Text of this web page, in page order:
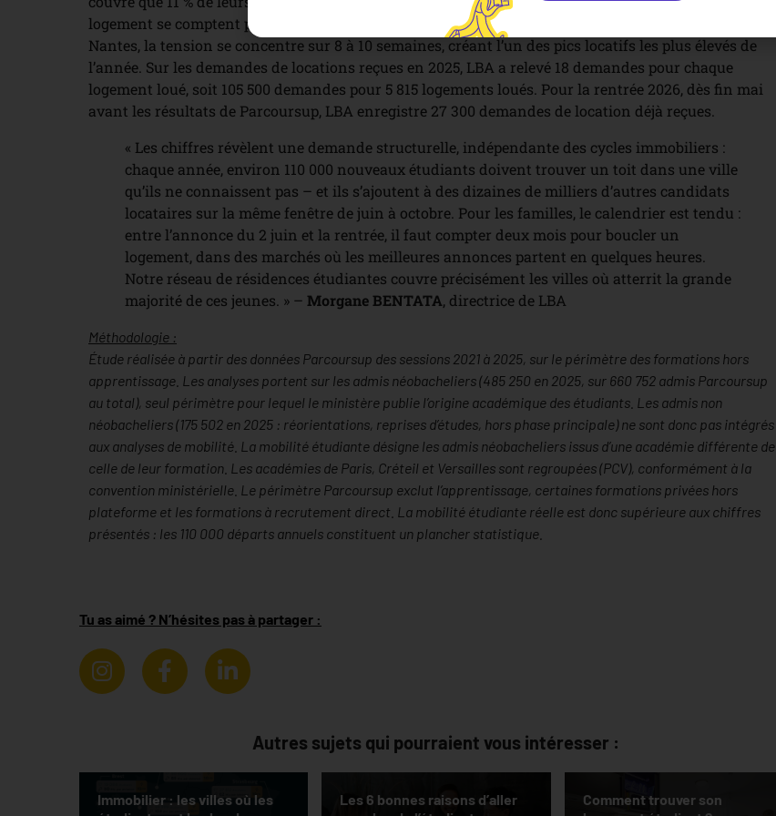
logement se comptent par centaines. À Paris/Île-de-France, Lyon, Bordeaux, Toulouse, Lille ou
Nantes, la tension se concentre sur 8 à 10 semaines, créant l’un des pics locatifs les plus élevés de
l’année. Sur les demandes de locations reçues en 2025, LBA a relevé 18 demandes pour chaque
logement loué, soit 105 500 demandes pour 5 815 logements loués. Pour la rentrée 2026, dès fin mai
avant les résultats de Parcoursup, LBA enregistre 27 300 demandes de location déjà reçues.
« Les chiffres révèlent une demande structurelle, indépendante des cycles immobiliers :
chaque année, environ 110 000 nouveaux étudiants doivent trouver un toit dans une ville
qu’ils ne connaissent pas – et ils s’ajoutent à des dizaines de milliers d’autres candidats
locataires sur la même fenêtre de juin à octobre. Pour les familles, le calendrier est tendu :
entre l’annonce du 2 juin et la rentrée, il faut compter deux mois pour boucler un
logement, dans des marchés où les meilleures annonces partent en quelques heures.
Notre réseau de résidences étudiantes couvre précisément les villes où atterrit la grande
majorité de ces jeunes. » – Morgane BENTATA, directrice de LBA
Méthodologie :
Étude réalisée à partir des données Parcoursup des sessions 2021 à 2025, sur le périmètre des formations hors
apprentissage. Les analyses portent sur les admis néobacheliers (485 250 en 2025, sur 660 752 admis Parcoursup
au total), seul périmètre pour lequel le ministère publie l’origine académique des étudiants. Les admis non
néobacheliers (175 502 en 2025 : réorientations, reprises d’études, hors phase principale) ne sont donc pas intégrés
aux analyses de mobilité. La mobilité étudiante désigne les admis néobacheliers issus d’une académie différente de
celle de leur formation. Les académies de Paris, Créteil et Versailles sont regroupées (PCV), conformément à la
convention ministérielle. Le périmètre Parcoursup exclut l’apprentissage, certaines formations privées hors
plateforme et les formations à recrutement direct. La mobilité étudiante réelle est donc supérieure aux chiffres
présentés : les 110 000 départs annuels constituent un plancher statistique.
Tu as aimé ? N’hésites pas à partager :
Autres sujets qui pourraient vous intéresser :
Immobilier : les villes où les
Les 6 bonnes raisons d’aller
Comment trouver son